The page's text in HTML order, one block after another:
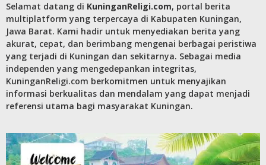
Selamat datang di KuninganReligi.com, portal berita
multiplatform yang terpercaya di Kabupaten Kuningan,
Jawa Barat. Kami hadir untuk menyediakan berita yang
akurat, cepat, dan berimbang mengenai berbagai peristiwa
yang terjadi di Kuningan dan sekitarnya. Sebagai media
independen yang mengedepankan integritas,
KuninganReligi.com berkomitmen untuk menyajikan
informasi berkualitas dan mendalam yang dapat menjadi
referensi utama bagi masyarakat Kuningan.